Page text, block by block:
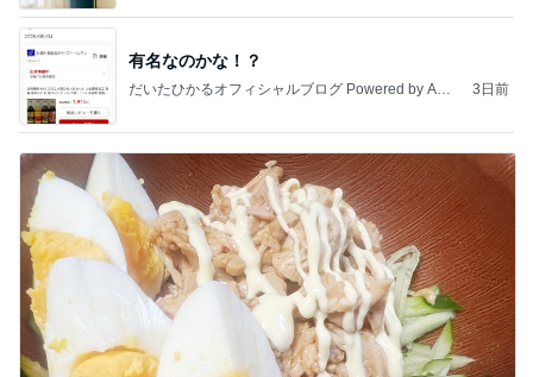
有名なのかな！？
だいたひかるオフィシャルブログ Powered by Ame
3日前